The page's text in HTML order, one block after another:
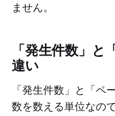
ません。
「発生件数」
違い
「発生件数」と「ペ
数を数える単位なの